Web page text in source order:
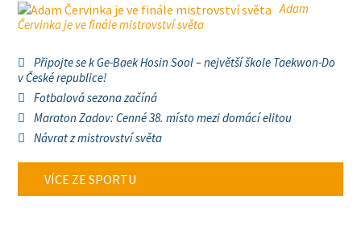
Adam
Červinka je ve finále mistrovství světa
Připojte se k Ge-Baek Hosin Sool – největší škole Taekwon-Do
v České republice!
Fotbalová sezona začíná
Maraton Zadov: Cenné 38. místo mezi domácí elitou
Návrat z mistrovství světa
VÍCE ZE SPORTU